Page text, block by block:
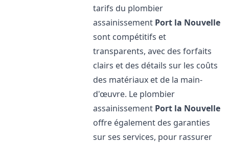
tarifs du plombier
assainissement Port la Nouvelle
sont compétitifs et
transparents, avec des forfaits
clairs et des détails sur les coûts
des matériaux et de la main-
d'œuvre. Le plombier
assainissement Port la Nouvelle
offre également des garanties
sur ses services, pour rassurer